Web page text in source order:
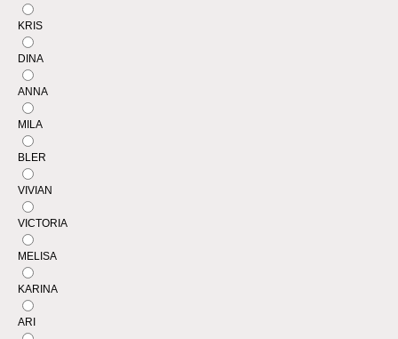
KRIS
DINA
ANNA
MILA
BLER
VIVIAN
VICTORIA
MELISA
KARINA
ARI